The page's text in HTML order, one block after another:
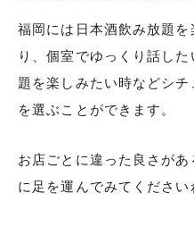
福岡には日本酒飲み放題
り、個室でゆっくり話し
題を楽しみたい時などシ
を選ぶことができます。
お店ごとに違った良さが
に足を運んでみてください